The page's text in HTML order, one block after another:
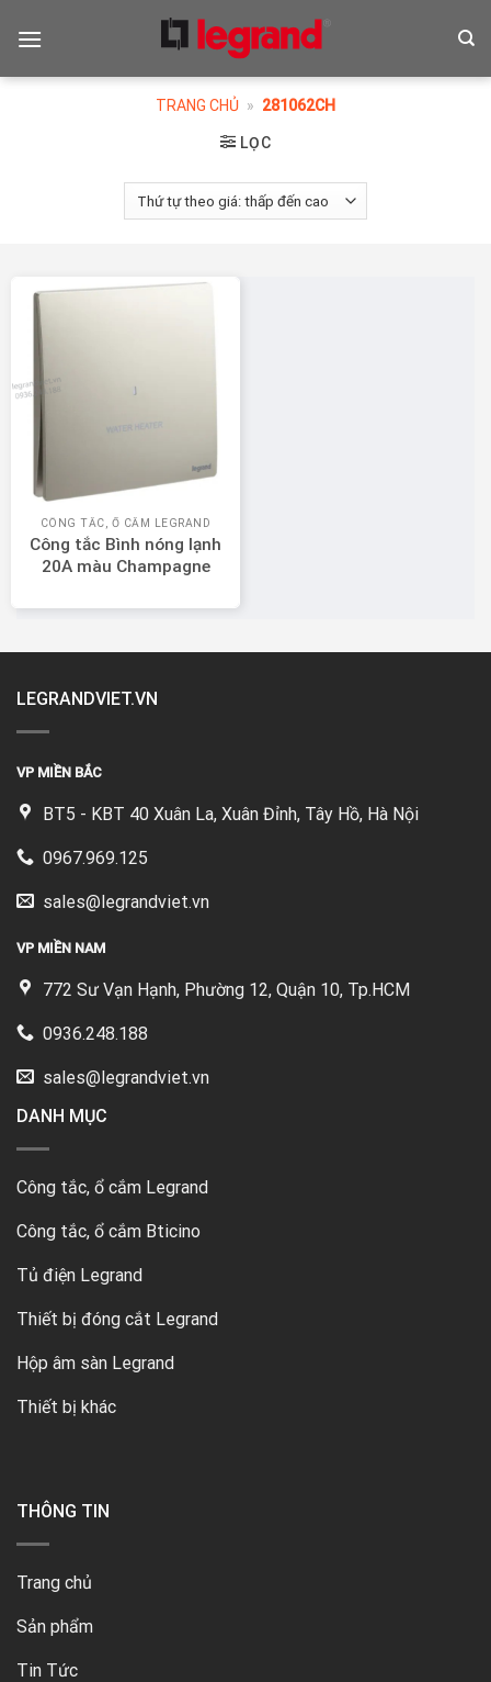
TRANG CHỦ » 281062CH
LỌC
CÔNG TẮC, Ổ CẮM LEGRAND
Công tắc Bình nóng lạnh
20A màu Champagne
281062CH
LEGRANDVIET.VN
VP MIỀN BẮC
BT5 - KBT 40 Xuân La, Xuân Đỉnh, Tây Hồ, Hà Nội
0967.969.125
sales@legrandviet.vn
VP MIỀN NAM
772 Sư Vạn Hạnh, Phường 12, Quận 10, Tp.HCM
0936.248.188
sales@legrandviet.vn
DANH MỤC
Công tắc, ổ cắm Legrand
Công tắc, ổ cắm Bticino
Tủ điện Legrand
Thiết bị đóng cắt Legrand
Hộp âm sàn Legrand
Thiết bị khác
THÔNG TIN
Trang chủ
Sản phẩm
Tin Tức